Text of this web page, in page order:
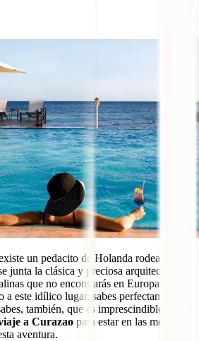
un pedacito de Holanda rodeado de
junta la clásica y preciosa arquitectura
que no encontrarás en Europa. Si ya
a este idílico lugar, sabes perfectamente a
también, que es imprescindible contar
a Curazao para estar en las mejores
aventura.